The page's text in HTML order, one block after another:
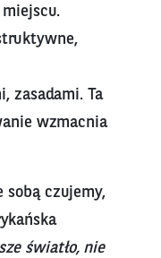
zasadami. Ta
wzmacnia
sobą czujemy,
światło, nie